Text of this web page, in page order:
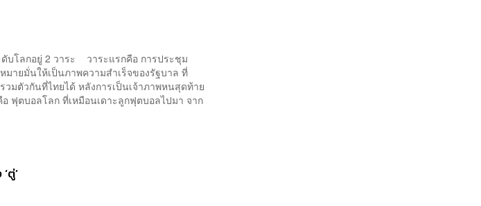
บโลกอยู่ 2 วาระ วาระแรกคือ การประชุม
มายมั่นให้เป็นภาพความสำเร็จของรัฐบาล ที่
วมตัวกันที่ไทยได้ หลังการเป็นเจ้าภาพหนสุดท้าย
ฟุตบอลโลก ที่เหมือนเดาะลูกฟุตบอลไปมา จาก
ตู่’